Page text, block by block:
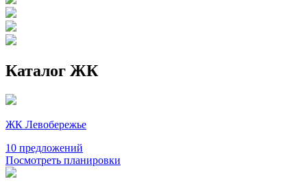
Каталог ЖК
ЖК Левобережье
10 предложений
Посмотреть планировки